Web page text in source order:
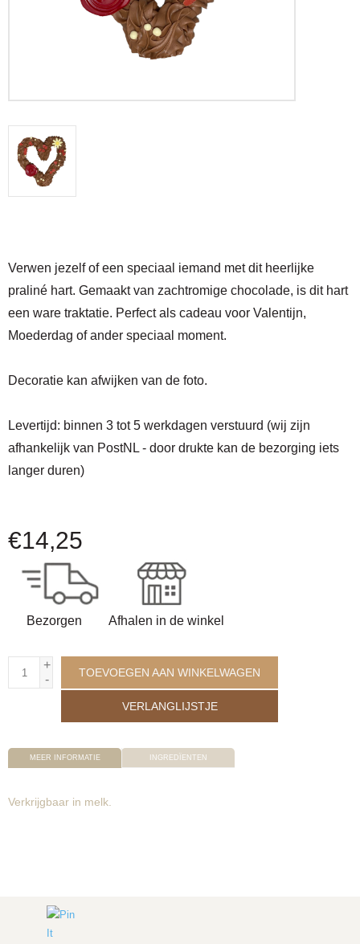
Verwen jezelf of een speciaal iemand met dit heerlijke
praliné hart. Gemaakt van zachtromige chocolade, is dit hart
een ware traktatie. Perfect als cadeau voor Valentijn,
Moederdag of ander speciaal moment.
Decoratie kan afwijken van de foto.
Levertijd: binnen 3 tot 5 werkdagen verstuurd (wij zijn
afhankelijk van PostNL - door drukte kan de bezorging iets
langer duren)
€14,25
Bezorgen Afhalen in de winkel
+
-
TOEVOEGEN AAN WINKELWAGEN
VERLANGLIJSTJE
MEER INFORMATIE INGREDÏENTEN
Verkrijgbaar in melk.